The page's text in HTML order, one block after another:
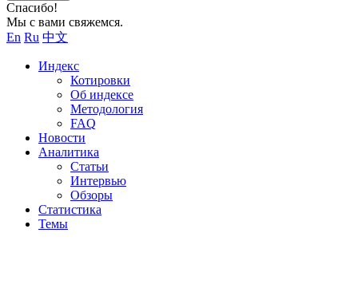
Спасибо!
Мы с вами свяжемся.
En Ru 中文
Индекс
Котировки
Об индексе
Методология
FAQ
Новости
Аналитика
Статьи
Интервью
Обзоры
Статистика
Темы